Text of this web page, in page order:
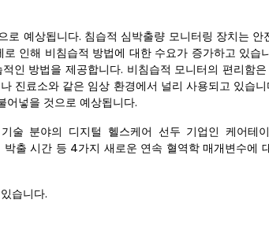
예상됩니다. 침습적 심박출량 모니터링 장치는 안
인해 비침습적 방법에 대한 수요가 증가하고 있습
인 방법을 제공합니다. 비침습적 모니터의 편리함
진료소와 같은 임상 환경에서 널리 사용되고 있습
어넣을 것으로 예상됩니다.
분야의 디지털 헬스케어 선두 기업인 케어테
시간 등 4가지 새로운 연속 혈역학 매개변수에
습니다.